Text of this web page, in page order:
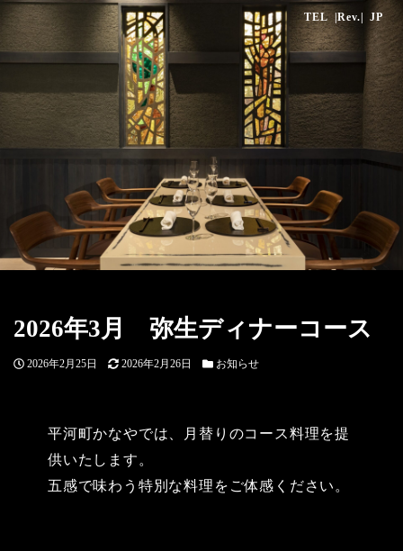
TEL |Rev.| JP
2026年3月 弥生ディナーコース
投
2026年2月25日
更
2026年2月26日
カ
リ
お知らせ
平河町かなやでは、月替りのコース料理を提
供いたします。
五感で味わう特別な料理をご体感ください。